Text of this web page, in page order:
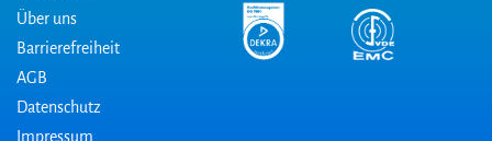
Über uns
Barrierefreiheit
AGB
Datenschutz
Impressum